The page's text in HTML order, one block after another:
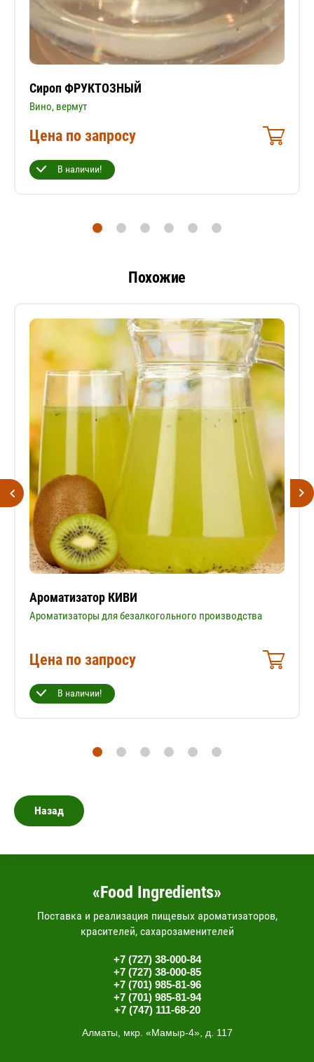
Сироп ФРУКТОЗНЫЙ
Вино, вермут
Цена по запросу
В наличии!
Похожие
Ароматизатор КИВИ
Ароматизаторы для безалкогольного производства
Цена по запросу
В наличии!
Назад
«Food Ingredients»
Поставка и реализация пищевых ароматизаторов,
красителей, сахарозаменителей
+7 (727) 38-000-84
+7 (727) 38-000-85
+7 (701) 985-81-96
+7 (701) 985-81-94
+7 (747) 111-68-20
Алматы, мкр. «Мамыр-4», д. 117